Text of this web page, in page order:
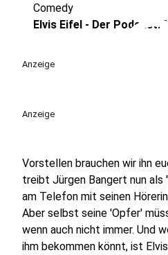
Comedy
Elvis Eifel - Der Podcast:
Anzeige
Anzeige
Vorstellen brauchen wir ihn
treibt Jürgen Bangert nun als
am Telefon mit seinen
Aber selbst seine 'Opfer'
wenn auch nicht immer. Und
ihm bekommen könnt, ist